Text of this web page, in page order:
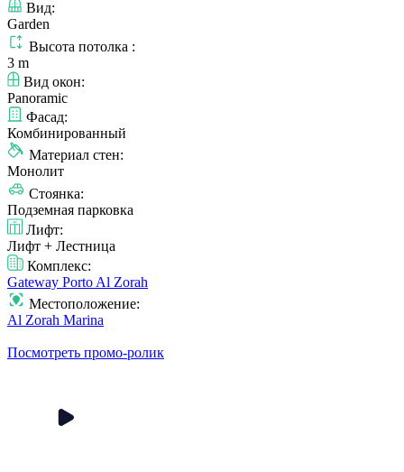
Вид:
Garden
Высота потолка :
3 m
Вид окон:
Panoramic
Фасад:
Комбинированный
Материал стен:
Монолит
Стоянка:
Подземная парковка
Лифт:
Лифт + Лестница
Комплекс:
Gateway Porto Al Zorah
Местоположение:
Al Zorah Marina
Посмотреть промо-ролик